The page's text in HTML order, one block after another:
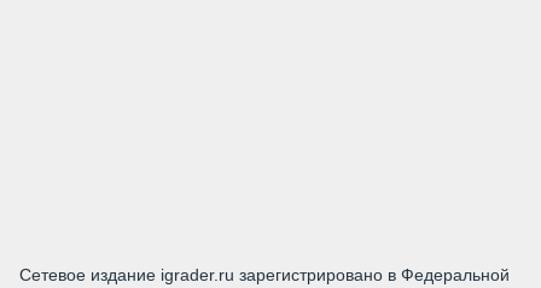
Сетевое издание igrader.ru зарегистрировано в Федеральной